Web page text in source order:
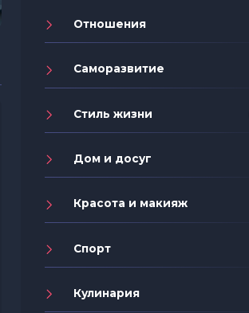
Отношения
Саморазвитие
Стиль жизни
Дом и досуг
Красота и макияж
Спорт
Кулинария